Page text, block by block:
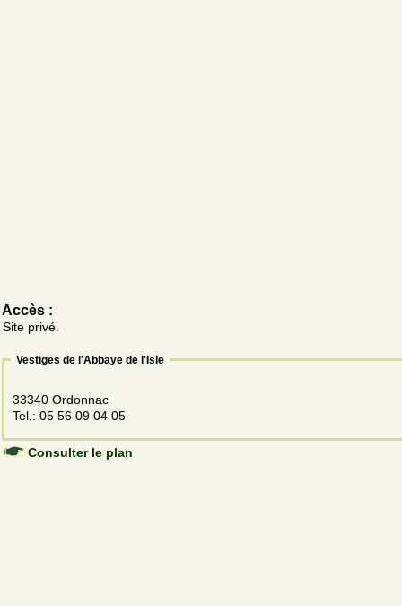
Accès :
Site privé.
Vestiges de l'Abbaye de l'Isle
33340 Ordonnac
Tel.: 05 56 09 04 05
Consulter le plan